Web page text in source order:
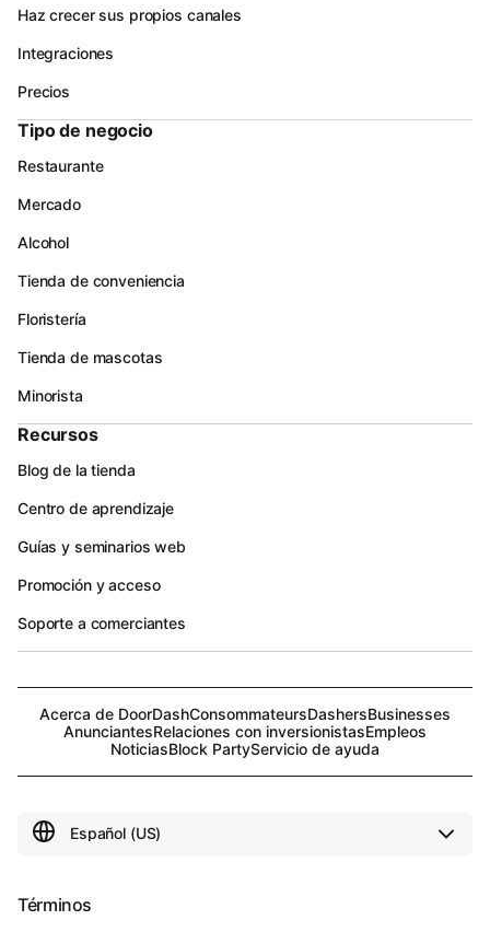
Haz crecer sus propios canales
Integraciones
Precios
Tipo de negocio
Restaurante
Mercado
Alcohol
Tienda de conveniencia
Floristería
Tienda de mascotas
Minorista
Recursos
Blog de la tienda
Centro de aprendizaje
Guías y seminarios web
Promoción y acceso
Soporte a comerciantes
Acerca de DoorDashConsommateursDashersBusinesses
AnunciantesRelaciones con inversionistasEmpleos
NoticiasBlock PartyServicio de ayuda
Términos